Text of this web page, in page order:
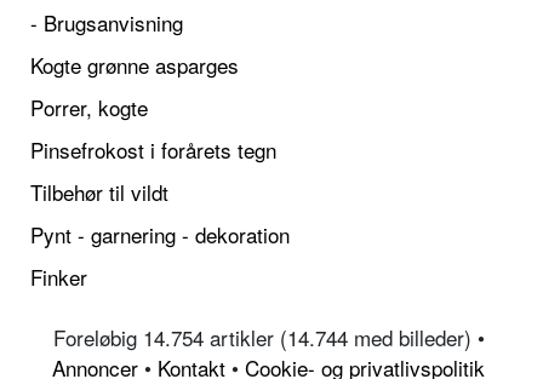
- Brugsanvisning
Kogte grønne asparges
Porrer, kogte
Pinsefrokost i forårets tegn
Tilbehør til vildt
Pynt - garnering - dekoration
Finker
Foreløbig 14.754 artikler (14.744 med billeder) •
Annoncer • Kontakt • Cookie- og privatlivspolitik